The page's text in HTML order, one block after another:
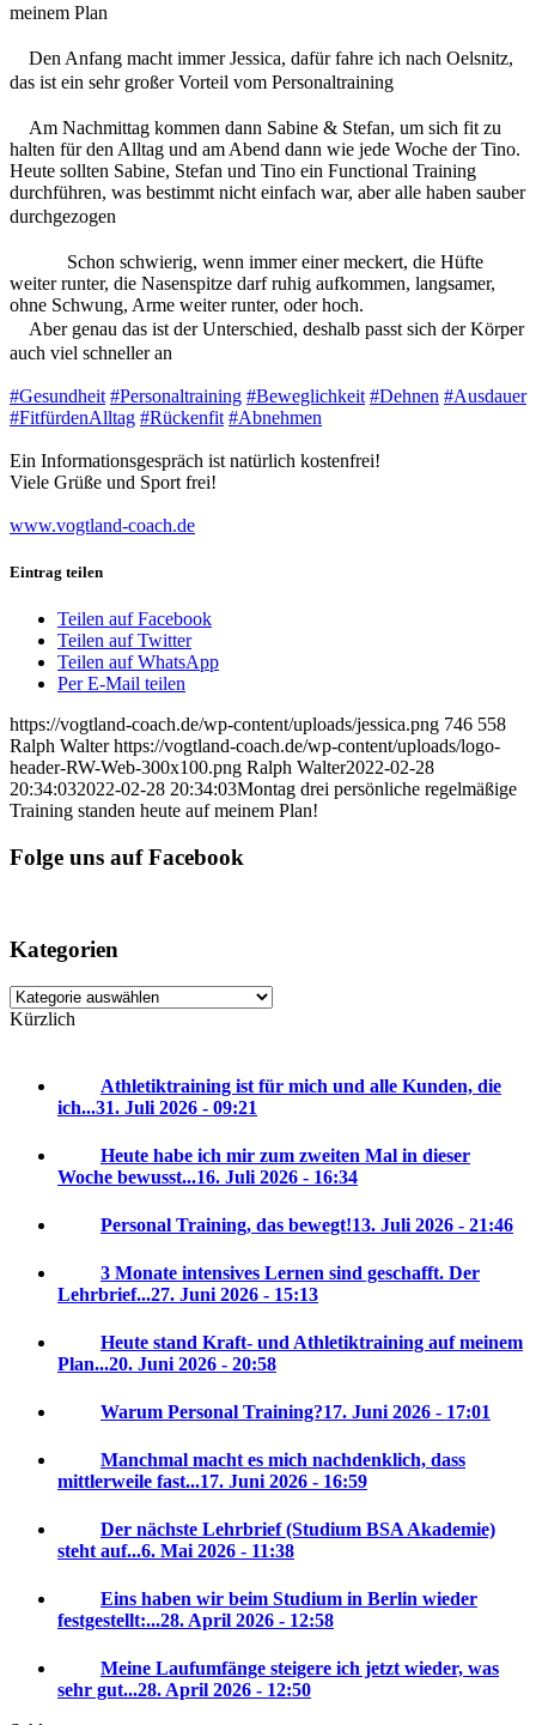
meinem Plan
Den Anfang macht immer Jessica, dafür fahre ich nach Oelsnitz,
das ist ein sehr großer Vorteil vom Personaltraining
Am Nachmittag kommen dann Sabine & Stefan, um sich fit zu
halten für den Alltag und am Abend dann wie jede Woche der Tino.
Heute sollten Sabine, Stefan und Tino ein Functional Training
durchführen, was bestimmt nicht einfach war, aber alle haben sauber
durchgezogen
Schon schwierig, wenn immer einer meckert, die Hüfte
weiter runter, die Nasenspitze darf ruhig aufkommen, langsamer,
ohne Schwung, Arme weiter runter, oder hoch.
Aber genau das ist der Unterschied, deshalb passt sich der Körper
auch viel schneller an
#Gesundheit #Personaltraining #Beweglichkeit #Dehnen #Ausdauer
#FitfürdenAlltag #Rückenfit #Abnehmen
Ein Informationsgespräch ist natürlich kostenfrei!
Viele Grüße und Sport frei!
www.vogtland-coach.de
Eintrag teilen
Teilen auf Facebook
Teilen auf Twitter
Teilen auf WhatsApp
Per E-Mail teilen
https://vogtland-coach.de/wp-content/uploads/jessica.png 746 558
Ralph Walter https://vogtland-coach.de/wp-content/uploads/logo-
header-RW-Web-300x100.png Ralph Walter2022-02-28
20:34:032022-02-28 20:34:03Montag drei persönliche regelmäßige
Training standen heute auf meinem Plan!
Folge uns auf Facebook
Kategorien
Kategorien
Kürzlich
Athletiktraining ist für mich und alle Kunden, die
ich...31. Juli 2026 - 09:21
Heute habe ich mir zum zweiten Mal in dieser
Woche bewusst...16. Juli 2026 - 16:34
Personal Training, das bewegt!13. Juli 2026 - 21:46
3 Monate intensives Lernen sind geschafft. Der
Lehrbrief...27. Juni 2026 - 15:13
Heute stand Kraft- und Athletiktraining auf meinem
Plan...20. Juni 2026 - 20:58
Warum Personal Training?17. Juni 2026 - 17:01
Manchmal macht es mich nachdenklich, dass
mittlerweile fast...17. Juni 2026 - 16:59
Der nächste Lehrbrief (Studium BSA Akademie)
steht auf...6. Mai 2026 - 11:38
Eins haben wir beim Studium in Berlin wieder
festgestellt:...28. April 2026 - 12:58
Meine Laufumfänge steigere ich jetzt wieder, was
sehr gut...28. April 2026 - 12:50